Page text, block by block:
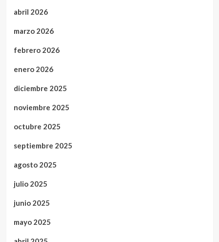
abril 2026
marzo 2026
febrero 2026
enero 2026
diciembre 2025
noviembre 2025
octubre 2025
septiembre 2025
agosto 2025
julio 2025
junio 2025
mayo 2025